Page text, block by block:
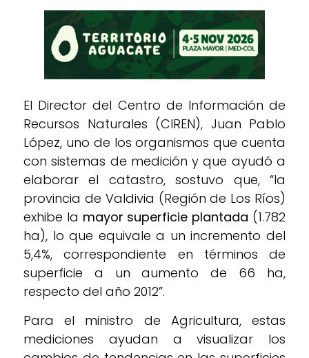
El Director del Centro de Información de
Recursos Naturales (CIREN), Juan Pablo
López, uno de los organismos que cuenta
con sistemas de medición y que ayudó a
elaborar el catastro, sostuvo que, “la
provincia de Valdivia (Región de Los Ríos)
exhibe la mayor superficie plantada (1.782
ha), lo que equivale a un incremento del
5,4%, correspondiente en términos de
superficie a un aumento de 66 ha,
respecto del año 2012”.
Para el ministro de Agricultura, estas
mediciones ayudan a visualizar los